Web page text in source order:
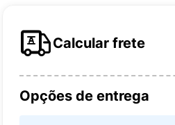
Calcular frete
Opções de entrega